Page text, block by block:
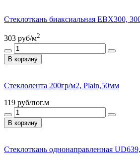
Стеклоткань биаксиальная ЕВХ300,
303 руб/м2
В корзину
Стеклолента 200гр/м2, Plain,50мм
119 руб/пог.м
В корзину
Стеклоткань однонаправленная